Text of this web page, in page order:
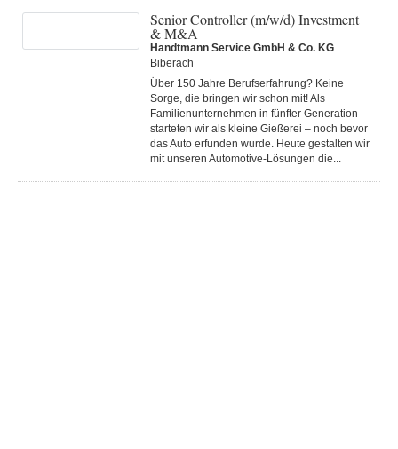
Senior Controller (m/w/d) Investment
& M&A
Handtmann Service GmbH & Co. KG
Biberach
Über 150 Jahre Berufserfahrung? Keine
Sorge, die bringen wir schon mit! Als
Familienunternehmen in fünfter Generation
starteten wir als kleine Gießerei – noch bevor
das Auto erfunden wurde. Heute gestalten wir
mit unseren Automotive-Lösungen die...